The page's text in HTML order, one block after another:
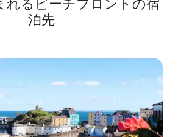
れるビーチフロントの宿
泊先